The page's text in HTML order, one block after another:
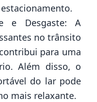
e Desgaste: A
no trânsito
para uma
Além disso, o
do lar pode
mais relaxante.